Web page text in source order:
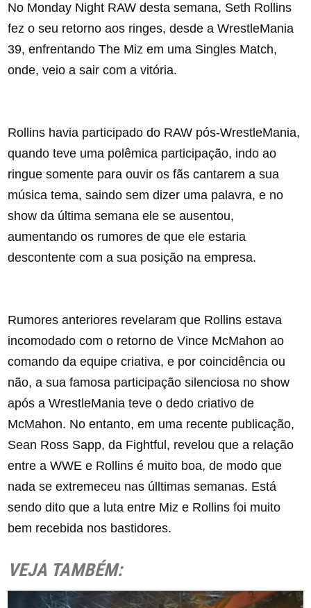
No Monday Night RAW desta semana, Seth Rollins
fez o seu retorno aos ringes, desde a WrestleMania
39, enfrentando The Miz em uma Singles Match,
onde, veio a sair com a vitória.
Rollins havia participado do RAW pós-WrestleMania,
quando teve uma polêmica participação, indo ao
ringue somente para ouvir os fãs cantarem a sua
música tema, saindo sem dizer uma palavra, e no
show da última semana ele se ausentou,
aumentando os rumores de que ele estaria
descontente com a sua posição na empresa.
Rumores anteriores revelaram que Rollins estava
incomodado com o retorno de Vince McMahon ao
comando da equipe criativa, e por coincidência ou
não, a sua famosa participação silenciosa no show
após a WrestleMania teve o dedo criativo de
McMahon. No entanto, em uma recente publicação,
Sean Ross Sapp, da Fightful, revelou que a relação
entre a WWE e Rollins é muito boa, de modo que
nada se extremeceu nas úlltimas semanas. Está
sendo dito que a luta entre Miz e Rollins foi muito
bem recebida nos bastidores.
VEJA TAMBÉM: